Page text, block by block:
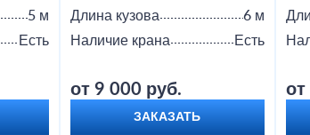
5 м
Есть
Длина кузова
6 м
Наличие крана
Есть
от 9 000 руб.
ЗАКАЗАТЬ
от